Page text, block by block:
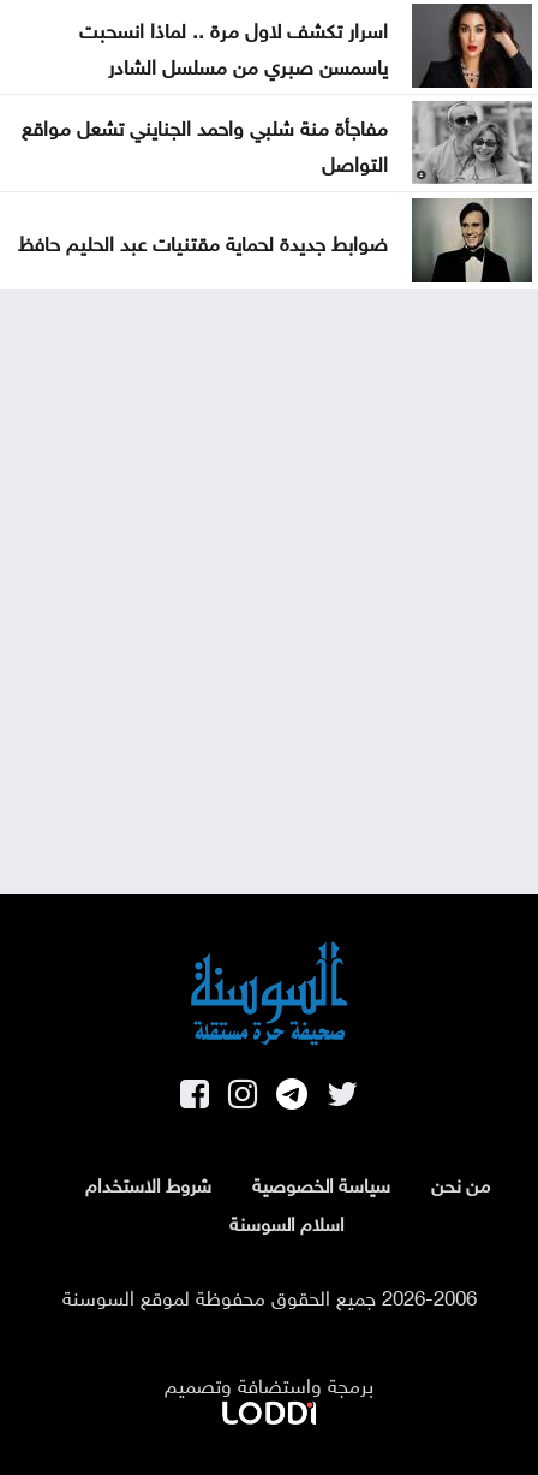
اسرار تكشف لاول مرة .. لماذا انسحبت
ياسمسن صبري من مسلسل الشادر
مفاجأة منة شلبي واحمد الجنايني تشعل مواقع
التواصل
ضوابط جديدة لحماية مقتنيات عبد الحليم حافظ
من نحن سياسة الخصوصية
شروط الاستخدام
اسلام السوسنة
2026-2006 جميع الحقوق محفوظة لموقع السوسنة
برمجة واستضافة وتصميم